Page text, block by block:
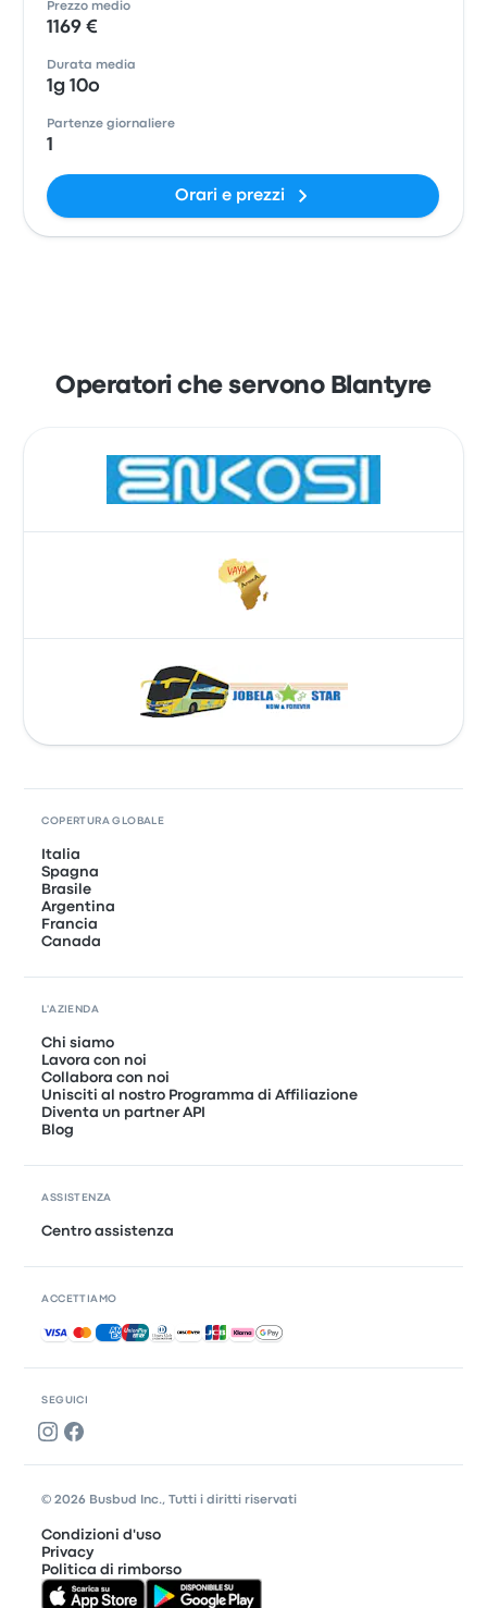
Prezzo medio
1169 €
Durata media
1g 10o
Partenze giornaliere
1
Orari e prezzi
Operatori che servono Blantyre
SEGUICI
COPERTURA GLOBALE
Italia
Spagna
Brasile
Argentina
Francia
Canada
L'AZIENDA
Chi siamo
Lavora con noi
Collabora con noi
Unisciti al nostro Programma di Affiliazione
Diventa un partner API
Blog
ASSISTENZA
Centro assistenza
ACCETTIAMO
Pagamenti accettati
© 2026 Busbud Inc., Tutti i diritti riservati
Condizioni d'uso
Privacy
Politica di rimborso